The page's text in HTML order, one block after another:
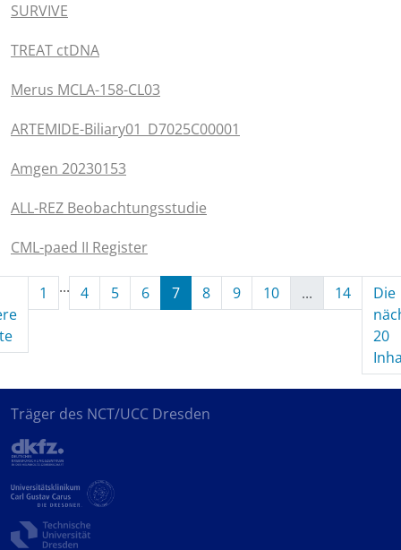
SURVIVE
TREAT ctDNA
Merus MCLA-158-CL03
ARTEMIDE-Biliary01_D7025C00001
Amgen 20230153
ALL-REZ Beobachtungsstudie
CML-paed II Register
1 ... 4 5 6
7
8 9 10 ... 14
Die
20
Träger des NCT/UCC Dresden